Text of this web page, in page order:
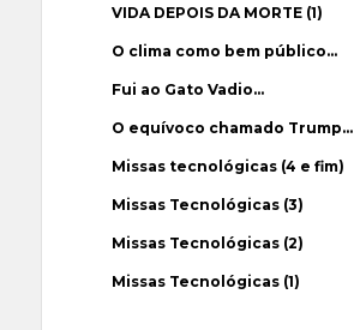
VIDA DEPOIS DA MORTE (1)
O clima como bem público…
Fui ao Gato Vadio…
O equívoco chamado Trump…
Missas tecnológicas (4 e fim)
Missas Tecnológicas (3)
Missas Tecnológicas (2)
Missas Tecnológicas (1)